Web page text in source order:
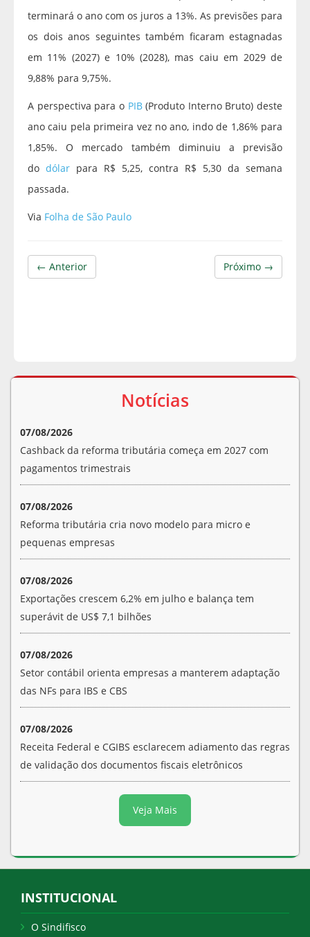
terminará o ano com os juros a 13%. As previsões para
os dois anos seguintes também ficaram estagnadas
em 11% (2027) e 10% (2028), mas caiu em 2029 de
9,88% para 9,75%.
A perspectiva para o PIB(Produto Interno Bruto) deste
ano caiu pela primeira vez no ano, indo de 1,86% para
1,85%. O mercado também diminuiu a previsão
do dólar para R$ 5,25, contra R$ 5,30 da semana
passada.
Via Folha de São Paulo
Próximo →
← Anterior
Notícias
07/08/2026
Cashback da reforma tributária começa em 2027 com
pagamentos trimestrais
07/08/2026
Reforma tributária cria novo modelo para micro e
pequenas empresas
07/08/2026
Exportações crescem 6,2% em julho e balança tem
superávit de US$ 7,1 bilhões
07/08/2026
Setor contábil orienta empresas a manterem adaptação
das NFs para IBS e CBS
07/08/2026
Receita Federal e CGIBS esclarecem adiamento das regras
de validação dos documentos fiscais eletrônicos
Veja Mais
INSTITUCIONAL
O Sindifisco